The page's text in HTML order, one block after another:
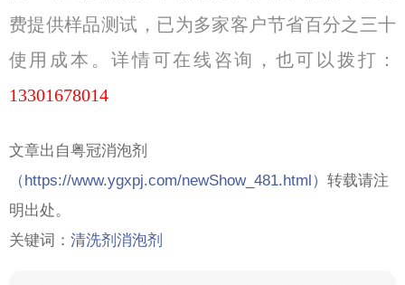
费提供样品测试，已为多家客户节省百分之三十
使用成本。详情可在线咨询，也可以拨打：
13301678014
文章出自粤冠消泡剂
（https://www.ygxpj.com/newShow_481.html） 转载请注
明出处。
关键词： 清洗剂消泡剂